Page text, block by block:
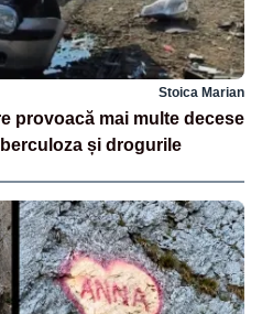
Stoica Marian
provoacă mai multe decese
și drogurile